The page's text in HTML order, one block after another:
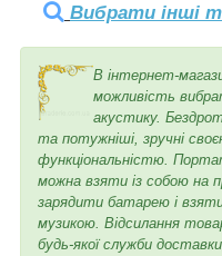
В інтернет-
можливість
акустику.
та потужніші, зручні
функціональністю.
можна взяти із собою на
зарядити батарею і
музикою. Відсилання
будь-якої служби
Вибрати інші